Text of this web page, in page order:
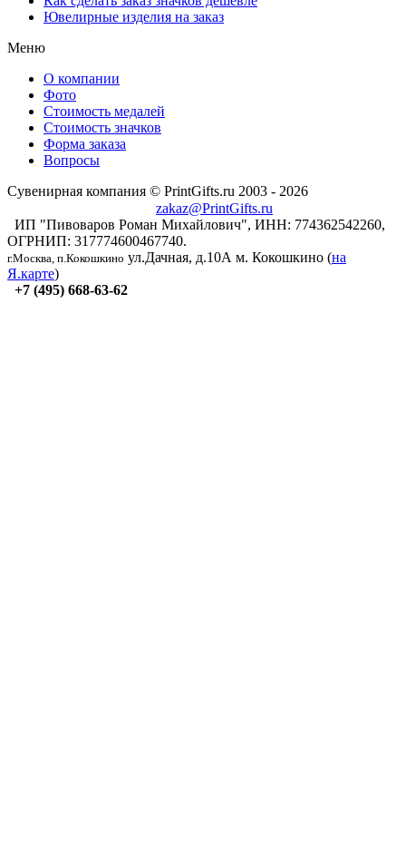
Ювелирные изделия на заказ
Меню
О компании
Фото
Стоимость медалей
Стоимость значков
Форма заказа
Вопросы
Сувенирная компания © PrintGifts.ru 2003 - 2026
zakaz@PrintGifts.ru
ИП "Пивоваров Роман Михайлович", ИНН: 774362542260,
ОГРНИП: 317774600467740.
г.Москва, п.Кокошкино ул.Дачная, д.10А м. Кокошкино (на
Я.карте)
+7 (495) 668-63-62